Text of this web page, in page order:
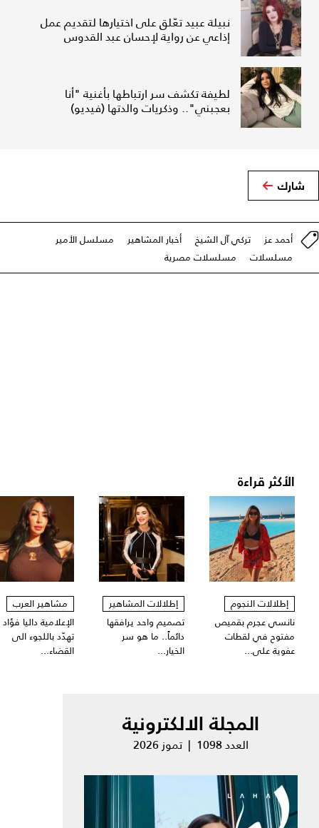
نبيلة عبيد تعّلق على اختيارها لتقديم عمل
إذاعي عن رواية لإحسان عبد القدوس
لطيفة تكشف سر ارتباطها بأغنية "أنا
بعجبني".. وذكريات والدتها (فيديو)
شارك
أحمد عز تركي آل الشيخ أخبار المشاهير
مسلسل الأمير
مسلسلات
مسلسلات مصرية
الأكثر قراءة
إطلالات النجوم
نانسي عجرم بقميص
مفتوح في لقطات
عفوية على...
إطلالات المشاهير
تصميم واحد يرافقها
دائماً.. ما هو سر
الخيار...
مشاهير العرب
الإعلامية داليا فؤاد
تهدّد باللجوء الى
القضاء...
المجلة الالكترونية
العدد 1098 | تموز 2026